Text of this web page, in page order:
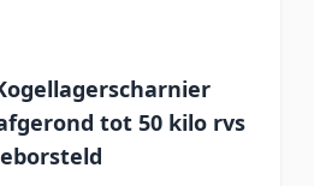
tot 50 kilo rvs